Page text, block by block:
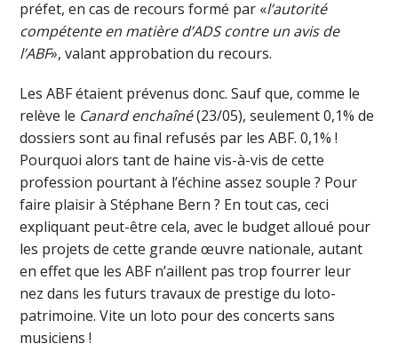
préfet, en cas de recours formé par «l’autorité
compétente en matière d’ADS contre un avis de
l’ABF», valant approbation du recours.
Les ABF étaient prévenus donc. Sauf que, comme le
relève le Canard enchaîné(23/05), seulement 0,1% de
dossiers sont au final refusés par les ABF. 0,1% !
Pourquoi alors tant de haine vis-à-vis de cette
profession pourtant à l’échine assez souple ? Pour
faire plaisir à Stéphane Bern ? En tout cas, ceci
expliquant peut-être cela, avec le budget alloué pour
les projets de cette grande œuvre nationale, autant
en effet que les ABF n’aillent pas trop fourrer leur
nez dans les futurs travaux de prestige du loto-
patrimoine. Vite un loto pour des concerts sans
musiciens !